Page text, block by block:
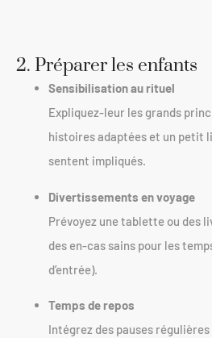
2. Préparer les enfants
Sensibilisation au rituel
Expliquez-leur les grands
histoires adaptées et un petit
sentent impliqués.
Divertissements en voyage
Prévoyez une tablette ou des
des en-cas sains pour les
d’entrée).
Temps de repos
Intégrez des pauses